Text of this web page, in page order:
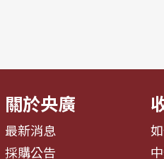
關於央廣
最新消息
採購公告